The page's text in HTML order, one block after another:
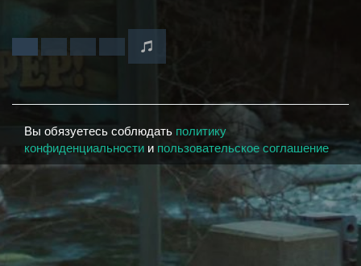
Вы обязуетесь соблюдать политику
конфиденциальности и пользовательское соглашение